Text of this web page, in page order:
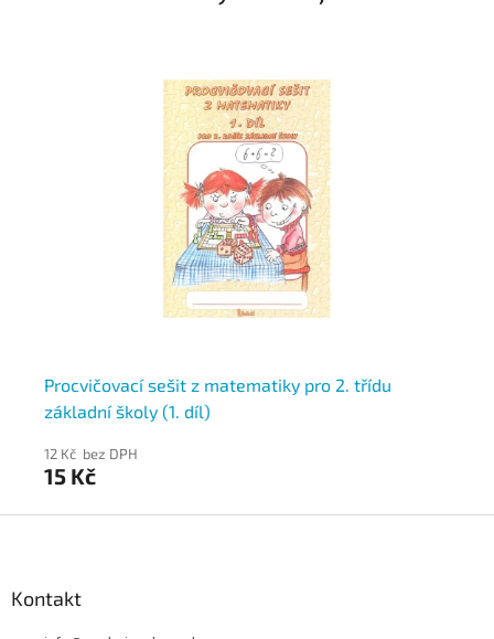
Procvičovací sešit z matematiky pro 2. třídu
základní školy (1. díl)
12 Kč bez DPH
15 Kč
Kontakt